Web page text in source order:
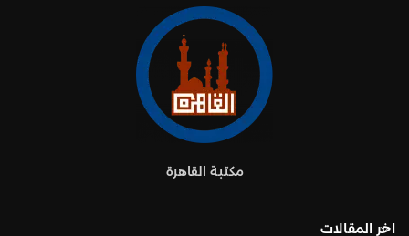
مكتبة القاهرة
اخر المقالات